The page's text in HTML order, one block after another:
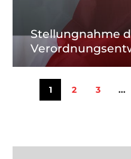
Stellungnahme
1 2 3 ...